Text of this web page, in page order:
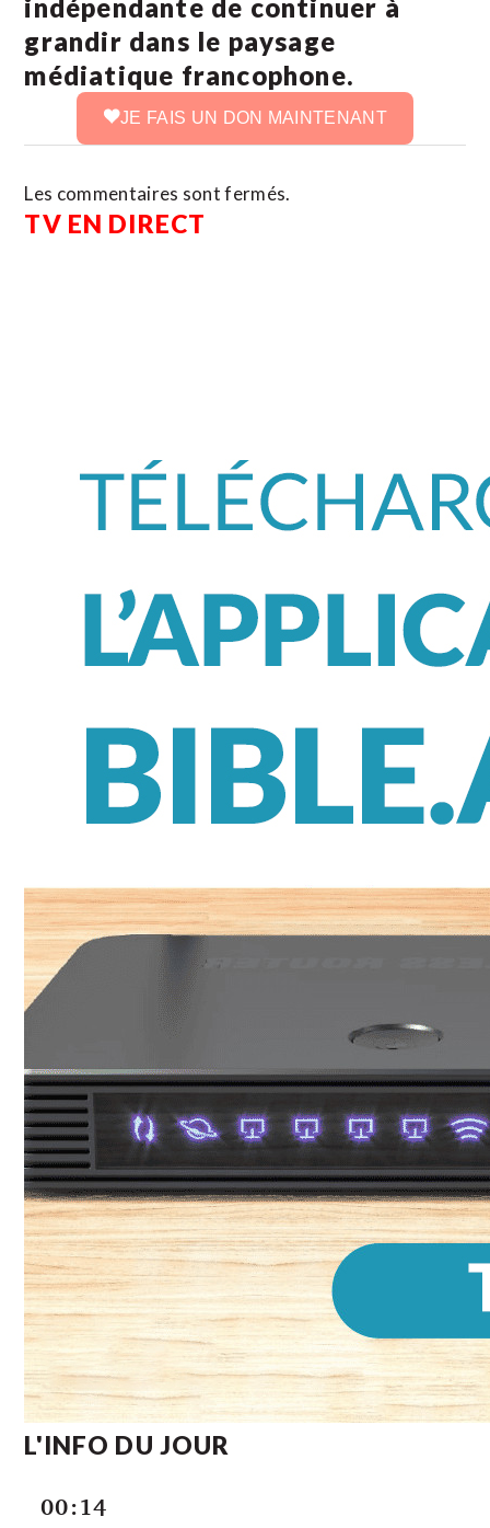
indépendante de continuer à
grandir dans le paysage
médiatique francophone.
JE FAIS UN DON MAINTENANT
Les commentaires sont fermés.
TV EN DIRECT
L'INFO DU JOUR
00:14